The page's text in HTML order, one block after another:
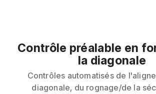
Contrôle préalable en
la diagonale
Contrôles automatisés de
diagonale, du rognage/de la